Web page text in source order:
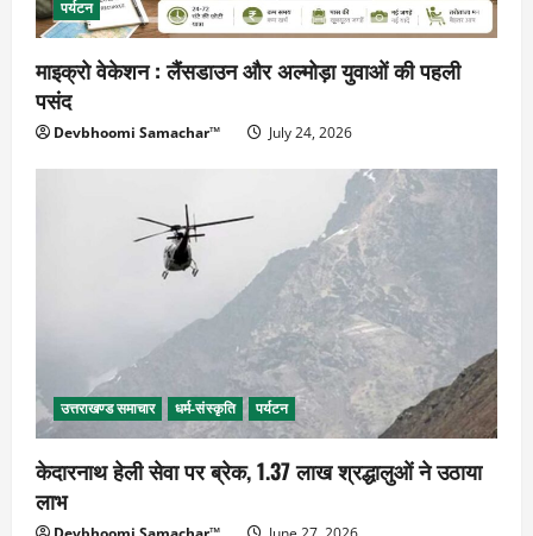
पर्यटन
माइक्रो वेकेशन : लैंसडाउन और अल्मोड़ा युवाओं की पहली
पसंद
Devbhoomi Samachar™ July 24, 2026
उत्तराखण्ड समाचार धर्म-संस्कृति पर्यटन
केदारनाथ हेली सेवा पर ब्रेक, 1.37 लाख श्रद्धालुओं ने उठाया
लाभ